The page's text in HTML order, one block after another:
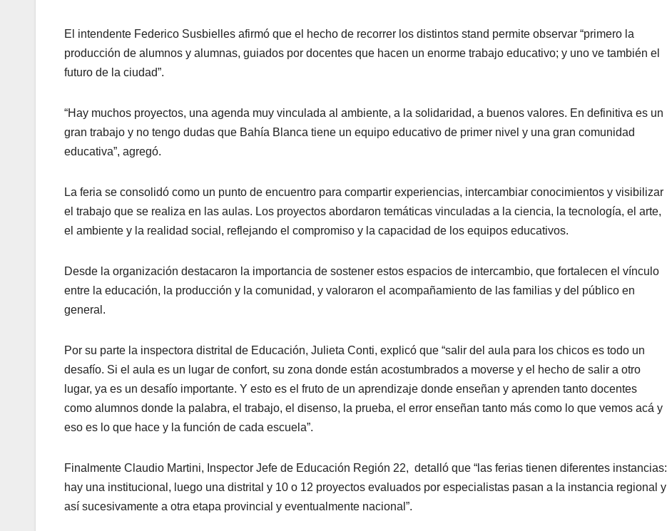
El intendente Federico Susbielles afirmó que el hecho de recorrer los distintos stand permite observar “primero la
producción de alumnos y alumnas, guiados por docentes que hacen un enorme trabajo educativo; y uno ve también el
futuro de la ciudad”.
“Hay muchos proyectos, una agenda muy vinculada al ambiente, a la solidaridad, a buenos valores. En definitiva es un
gran trabajo y no tengo dudas que Bahía Blanca tiene un equipo educativo de primer nivel y una gran comunidad
educativa”, agregó.
La feria se consolidó como un punto de encuentro para compartir experiencias, intercambiar conocimientos y visibilizar
el trabajo que se realiza en las aulas. Los proyectos abordaron temáticas vinculadas a la ciencia, la tecnología, el arte,
el ambiente y la realidad social, reflejando el compromiso y la capacidad de los equipos educativos.
Desde la organización destacaron la importancia de sostener estos espacios de intercambio, que fortalecen el vínculo
entre la educación, la producción y la comunidad, y valoraron el acompañamiento de las familias y del público en
general.
Por su parte la inspectora distrital de Educación, Julieta Conti, explicó que “salir del aula para los chicos es todo un
desafío. Si el aula es un lugar de confort, su zona donde están acostumbrados a moverse y el hecho de salir a otro
lugar, ya es un desafío importante. Y esto es el fruto de un aprendizaje donde enseñan y aprenden tanto docentes
como alumnos donde la palabra, el trabajo, el disenso, la prueba, el error enseñan tanto más como lo que vemos acá y
eso es lo que hace y la función de cada escuela”.
Finalmente Claudio Martini, Inspector Jefe de Educación Región 22, detalló que “las ferias tienen diferentes instancias:
hay una institucional, luego una distrital y 10 o 12 proyectos evaluados por especialistas pasan a la instancia regional y
así sucesivamente a otra etapa provincial y eventualmente nacional”.